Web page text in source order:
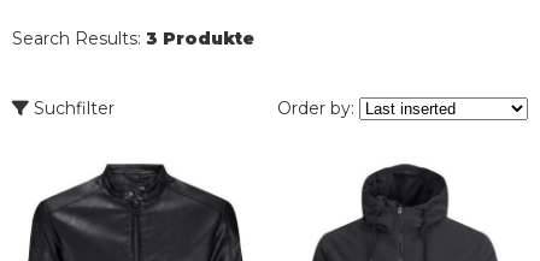
BRAND
Search Results: 3 Produkte
Suchfilter Order by: